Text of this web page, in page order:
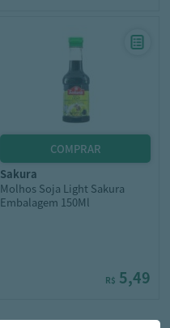
sakura
Molhos Soja Light Sakura
Embalagem 150Ml
R$ 5,49